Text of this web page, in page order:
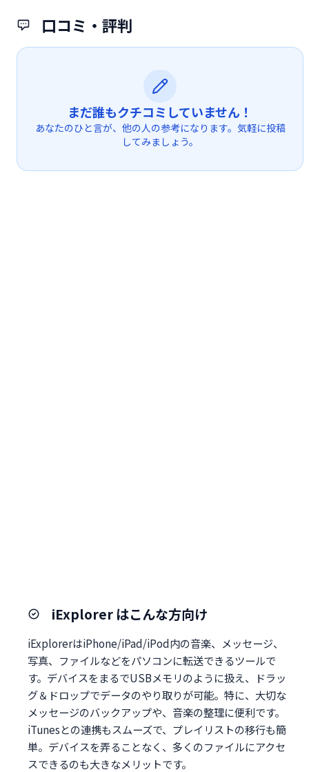
口コミ・評判
まだ誰もクチコミしていません！
あなたのひと言が、他の人の参考になります。気軽に投稿
してみましょう。
iExplorer はこんな方向け
iExplorerはiPhone/iPad/iPod内の音楽、メッセージ、
写真、ファイルなどをパソコンに転送できるツールで
す。デバイスをまるでUSBメモリのように扱え、ドラッ
グ＆ドロップでデータのやり取りが可能。特に、大切な
メッセージのバックアップや、音楽の整理に便利です。
iTunesとの連携もスムーズで、プレイリストの移行も簡
単。デバイスを弄ることなく、多くのファイルにアクセ
スできるのも大きなメリットです。